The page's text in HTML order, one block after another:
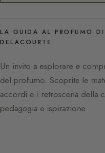
LA GUIDA AL PROFUMO DI
DELACOURTE
Un invito a esplorare e
del profumo. Scoprite le
accordi e i retroscena della
pedagogia e ispirazione.